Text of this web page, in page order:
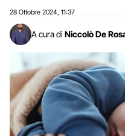
28 Ottobre 2024 11:37
A cura di Niccolò De